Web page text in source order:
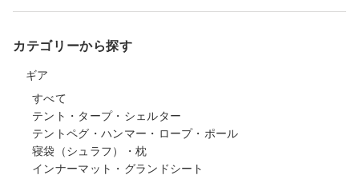
カテゴリーから探す
ギア
すべて
テント・タープ・シェルター
テントペグ・ハンマー・ロープ・ポール
寝袋（シュラフ）・枕
インナーマット・グランドシート